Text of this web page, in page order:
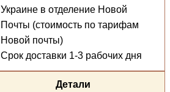
Украине в отделение Новой
Почты (стоимость по тарифам
Новой почты)
Срок доставки 1-3 рабочих дня
Детали